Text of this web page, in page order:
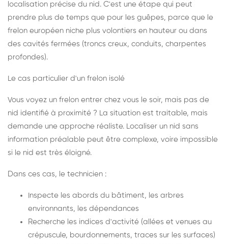
localisation précise du nid. C'est une étape qui peut
prendre plus de temps que pour les guêpes, parce que le
frelon européen niche plus volontiers en hauteur ou dans
des cavités fermées (troncs creux, conduits, charpentes
profondes).
Le cas particulier d'un frelon isolé
Vous voyez un frelon entrer chez vous le soir, mais pas de
nid identifié à proximité ? La situation est traitable, mais
demande une approche réaliste. Localiser un nid sans
information préalable peut être complexe, voire impossible
si le nid est très éloigné.
Dans ces cas, le technicien :
Inspecte les abords du bâtiment, les arbres
environnants, les dépendances
Recherche les indices d'activité (allées et venues au
crépuscule, bourdonnements, traces sur les surfaces)